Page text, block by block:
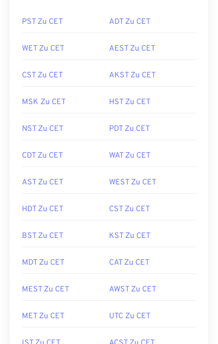
PST Zu CET ADT Zu CET
WET Zu CET AEST Zu CET
CST Zu CET AKST Zu CET
MSK Zu CET HST Zu CET
NST Zu CET PDT Zu CET
CDT Zu CET WAT Zu CET
AST Zu CET WEST Zu CET
HDT Zu CET CST Zu CET
BST Zu CET KST Zu CET
MDT Zu CET CAT Zu CET
MEST Zu CET AWST Zu CET
MET Zu CET UTC Zu CET